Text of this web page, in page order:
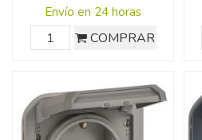
Envío en 24 horas
COMPRAR